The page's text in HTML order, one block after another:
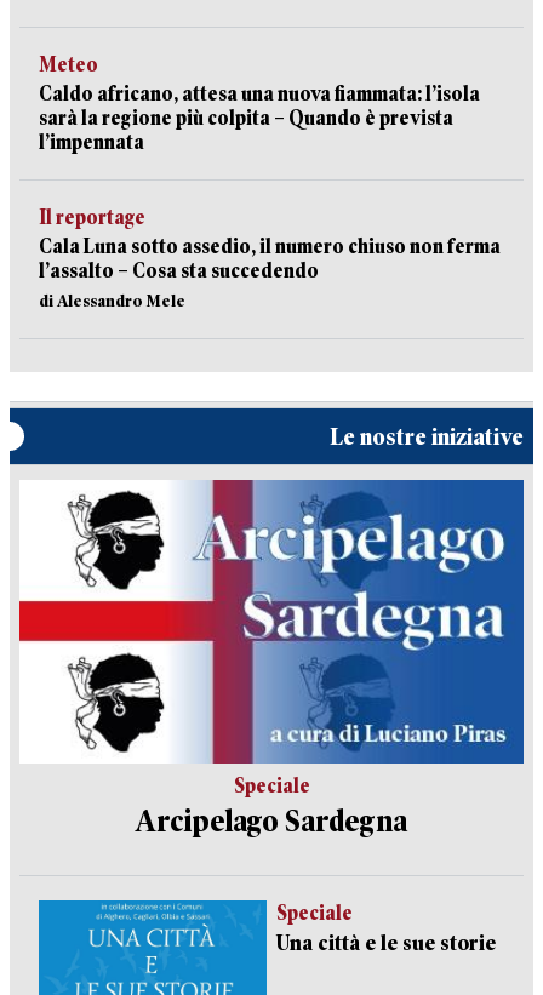
Meteo
Caldo africano, attesa una nuova fiammata: l’isola
sarà la regione più colpita – Quando è prevista
l’impennata
Il reportage
Cala Luna sotto assedio, il numero chiuso non ferma
l’assalto – Cosa sta succedendo
di Alessandro Mele
Le nostre iniziative
Speciale
Arcipelago Sardegna
Speciale
Una città e le sue storie